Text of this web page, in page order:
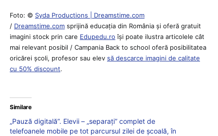
Foto: © Syda Productions | Dreamstime.com
/ Dreamstime.com sprijină educaţia din România şi oferă gratuit
imagini stock prin care Edupedu.ro îşi poate ilustra articolele cât
mai relevant posibil / Campania Back to school oferă posibilitatea
oricărei școli, profesor sau elev să descarce imagini de calitate
cu 50% discount.
Similare
„Pauză digitală”. Elevii – „separați” complet de
telefoanele mobile pe tot parcursul zilei de școală, în